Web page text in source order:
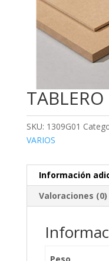
SKU: 1309G01
VARIOS
Información
Valoraciones (0)